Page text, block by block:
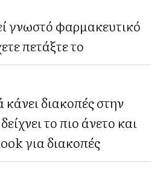
γνωστό φαρμακευτικό
πετάξτε το
διακοπές στην
το πιο άνετο και
για διακοπές